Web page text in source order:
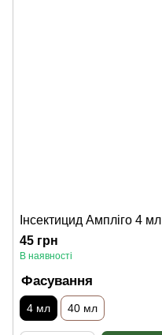
Інсектицид Ампліго 4 мл
45 грн
В наявності
Фасування
4 мл 40 мл